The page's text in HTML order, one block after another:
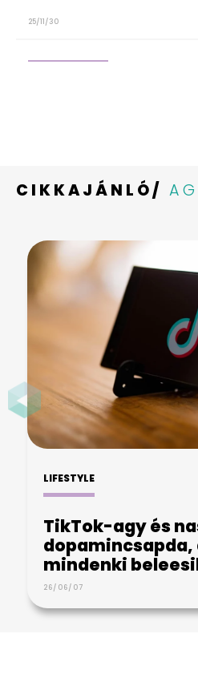
25/11/30
CIKKAJÁNLÓ/
LIFESTYLE
TikTok-agy és
mindenki
26/06/07